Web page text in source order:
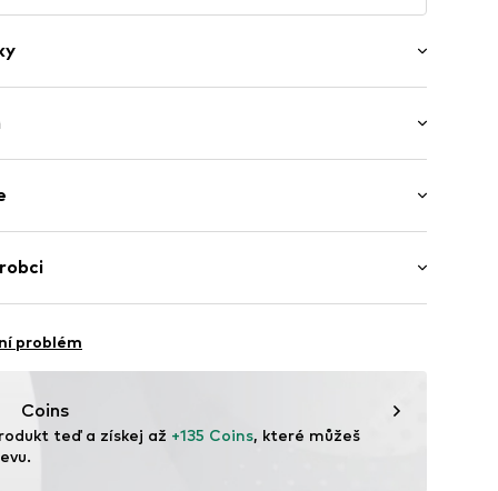
Maxi
střih
- PES, 5% Elastan
problém
Coins
teď a získej až +135 Coins, které můžeš